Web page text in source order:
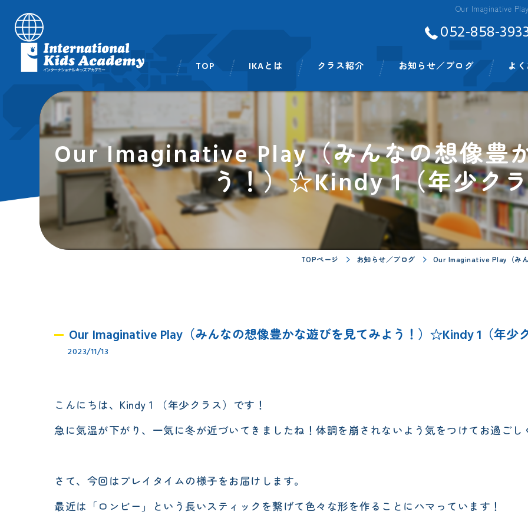
Our Imaginative
052-858-
TOP IKAとは
スタッフ
クラス紹介
ベビークラス
スモールキッズクラス
プリスクールクラス
キンディクラス
イングリッシュタイム
ビッグキッズイングリッシュタイム
お知らせ／ブログ よ
Our Imaginative Play（みんなの想像豊
う！）☆Kindy 1（年少ク
TOPページ お知らせ／ブログ Our Imaginative Play（み
Our Imaginative Play（みんなの想像豊かな遊びを見てみよう！）☆Kindy 1（年少ク
2023/11/13
こんにちは、Kindy 1 （年少クラス）です！
急に気温が下がり、一気に冬が近づいてきましたね！体調を崩されないよう気をつけてお過ご
さて、今回はプレイタイムの様子をお届けします。
最近は「ロンビー」という長いスティックを繋げて色々な形を作ることにハマっています！